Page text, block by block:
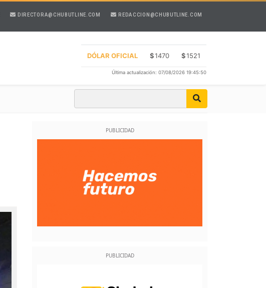
DIRECTORA@CHUBUTLINE.COM REDACCION@CHUBUTLINE.COM
DÓLAR OFICIAL $1470 $1521
Última actualización: 07/08/2026 19:45:50